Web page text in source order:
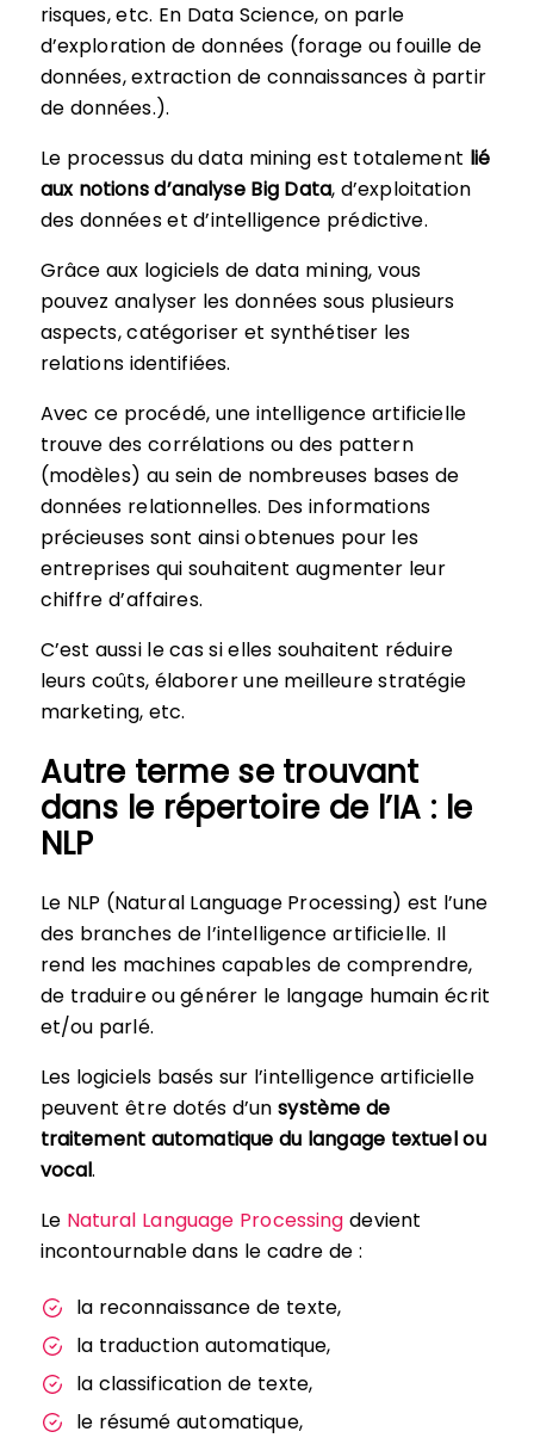
risques, etc. En Data Science, on parle
d’exploration de données (forage ou fouille de
données, extraction de connaissances à partir
de données.).
Le processus du data mining est totalement lié
aux notions d’analyse Big Data, d’exploitation
des données et d’intelligence prédictive.
Grâce aux logiciels de data mining, vous
pouvez analyser les données sous plusieurs
aspects, catégoriser et synthétiser les
relations identifiées.
Avec ce procédé, une intelligence artificielle
trouve des corrélations ou des pattern
(modèles) au sein de nombreuses bases de
données relationnelles. Des informations
précieuses sont ainsi obtenues pour les
entreprises qui souhaitent augmenter leur
chiffre d’affaires.
C’est aussi le cas si elles souhaitent réduire
leurs coûts, élaborer une meilleure stratégie
marketing, etc.
Autre terme se trouvant
dans le répertoire de l’IA : le
NLP
Le NLP (Natural Language Processing) est l’une
des branches de l’intelligence artificielle. Il
rend les machines capables de comprendre,
de traduire ou générer le langage humain écrit
et/ou parlé.
Les logiciels basés sur l’intelligence artificielle
peuvent être dotés d’unsystème de
traitement automatique du langage textuel ou
vocal.
Le Natural Language Processing devient
incontournable dans le cadre de :
la reconnaissance de texte,
la traduction automatique,
la classification de texte,
le résumé automatique,